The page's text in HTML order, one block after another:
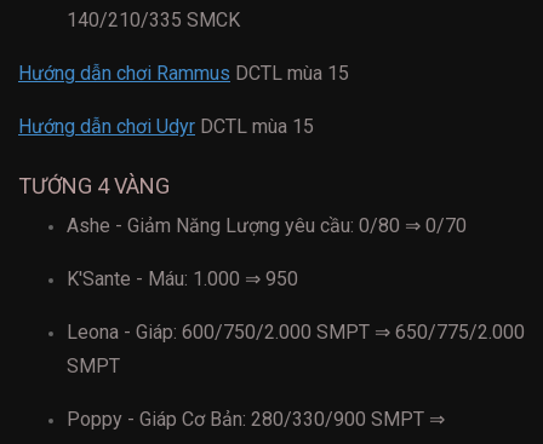
140/210/335 SMCK
Hướng dẫn chơi Rammus DCTL mùa 15
Hướng dẫn chơi Udyr DCTL mùa 15
TƯỚNG 4 VÀNG
Ashe - Giảm Năng Lượng yêu cầu: 0/80 ⇒ 0/70
K'Sante - Máu: 1.000 ⇒ 950
Leona - Giáp: 600/750/2.000 SMPT ⇒ 650/775/2.000
SMPT
Poppy - Giáp Cơ Bản: 280/330/900 SMPT ⇒